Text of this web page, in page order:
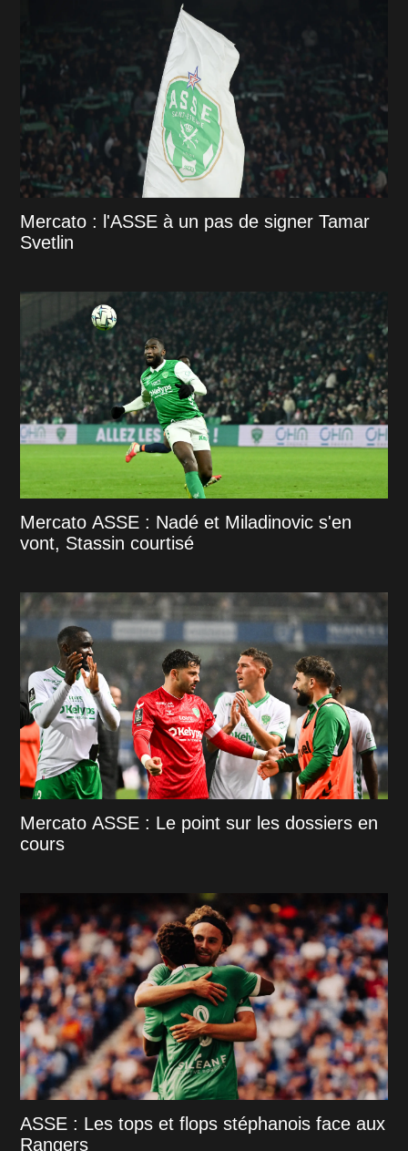
Mercato : l'ASSE à un pas de signer Tamar
Svetlin
Mercato ASSE : Nadé et Miladinovic s'en
vont, Stassin courtisé
Mercato ASSE : Le point sur les dossiers en
cours
ASSE : Les tops et flops stéphanois face aux
Rangers